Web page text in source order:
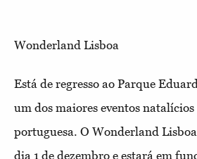
Wonderland Lisboa
Está de regresso ao Parque
um dos maiores eventos
portuguesa. O Wonderland
dia 1 de dezembro e estará em